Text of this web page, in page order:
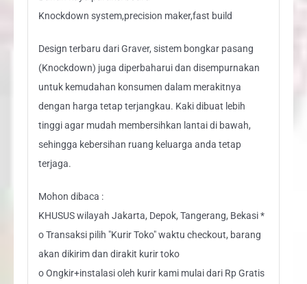
Knockdown system,precision maker,fast build
Design terbaru dari Graver, sistem bongkar pasang
(Knockdown) juga diperbaharui dan disempurnakan
untuk kemudahan konsumen dalam merakitnya
dengan harga tetap terjangkau. Kaki dibuat lebih
tinggi agar mudah membersihkan lantai di bawah,
sehingga kebersihan ruang keluarga anda tetap
terjaga.
Mohon dibaca :
KHUSUS wilayah Jakarta, Depok, Tangerang, Bekasi *
o Transaksi pilih "Kurir Toko" waktu checkout, barang
akan dikirim dan dirakit kurir toko
o Ongkir+instalasi oleh kurir kami mulai dari Rp Gratis